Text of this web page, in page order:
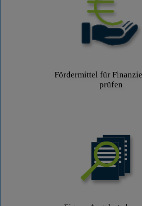
Fördermittel für
prüfen